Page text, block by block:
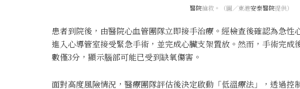
醫院搶救。（圖／東港安泰醫院提供）
患者到院後，由醫院心血管團隊立即接手治療。經檢查後確認為急性
進入心導管室接受緊急手術，並完成心臟支架置放。然而，手術完成
數僅3分，顯示腦部可能已受到缺氧傷害。
面對高度風險情況，醫療團隊評估後決定啟動「低溫療法」，透過控